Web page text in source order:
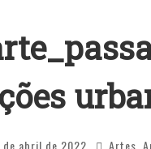
de abril de 2022 Artes